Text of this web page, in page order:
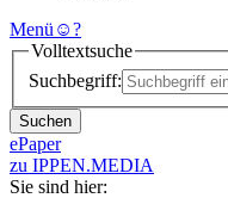
Menü ☺?
Volltextsuche
Suchbegriff:
Suchen
ePaper
zu IPPEN.MEDIA
Sie sind hier: